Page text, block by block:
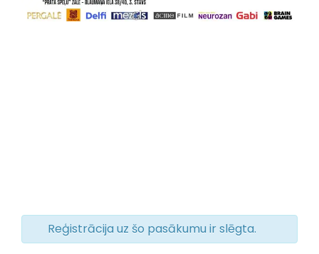
Reģistrācija uz šo pasākumu ir slēgta.